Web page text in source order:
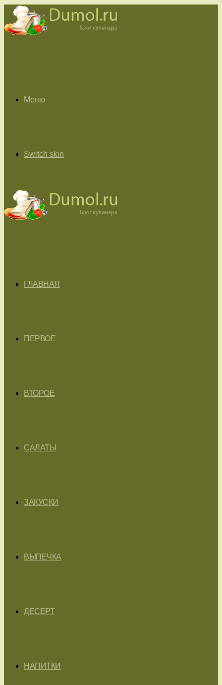
Меню
Switch skin
ГЛАВНАЯ
ПЕРВОЕ
ВТОРОЕ
САЛАТЫ
ЗАКУСКИ
ВЫПЕЧКА
ДЕСЕРТ
НАПИТКИ